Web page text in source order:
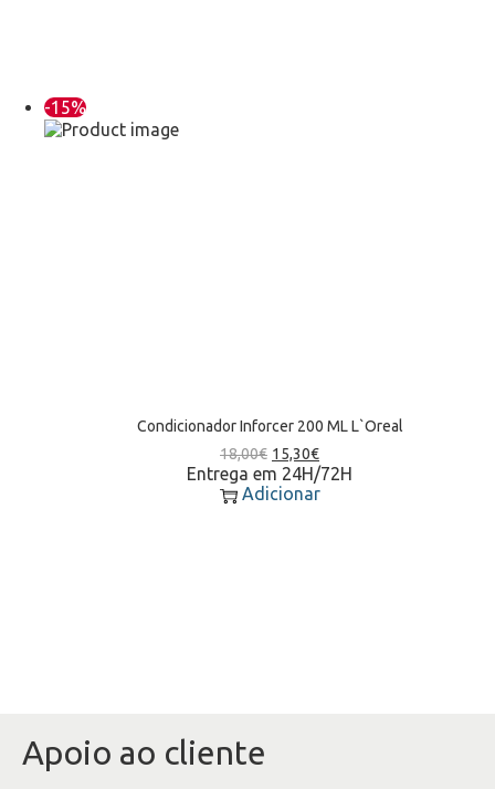
-15%
Condicionador Inforcer 200 ML L`Oreal
18,00€ 15,30€
Entrega em 24H/72H
Adicionar
Apoio ao cliente